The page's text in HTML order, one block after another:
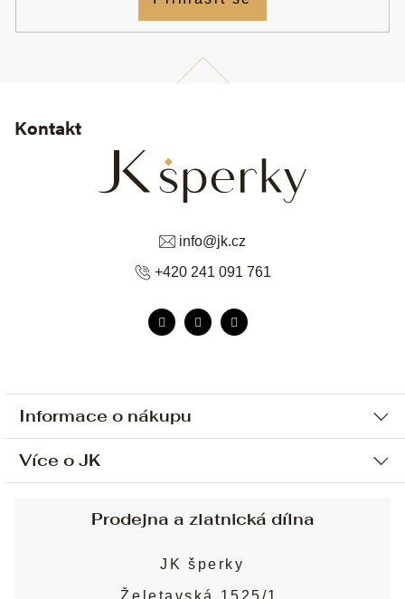
Informace o nákupu
Ochrana osobních údajů
Sjednání osobní schůzky
Obchodní podmínky
Puncovní značky
Více o JK
Kontakt
info@jk.cz
+420 241 091 761
Prodejna a zlatnická dílna
JK šperky